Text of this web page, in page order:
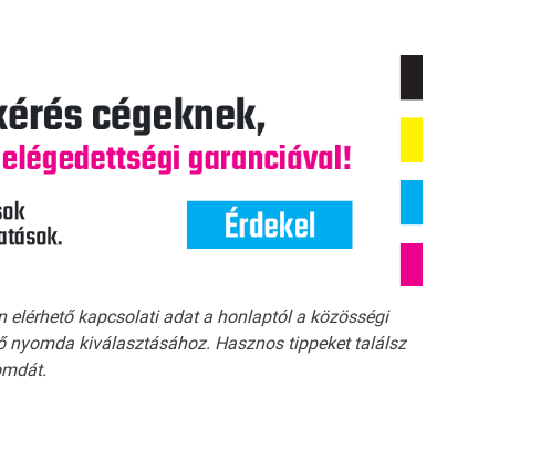
elérhető kapcsolati adat a honlaptól a közösségi
nyomda kiválasztásához. Hasznos tippeket találsz